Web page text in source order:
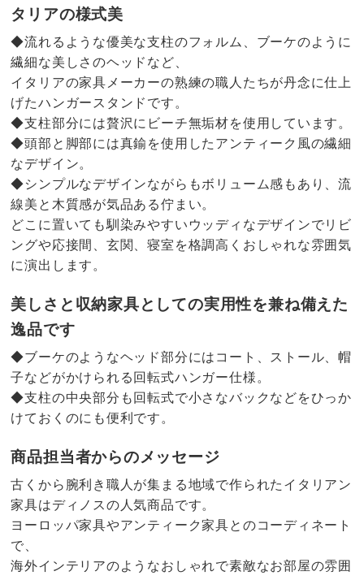
タリアの様式美
◆流れるような優美な支柱のフォルム、ブーケのように
繊細な美しさのヘッドなど、
イタリアの家具メーカーの熟練の職人たちが丹念に仕上
げたハンガースタンドです。
◆支柱部分には贅沢にビーチ無垢材を使用しています。
◆頭部と脚部には真鍮を使用したアンティーク風の繊細
なデザイン。
◆シンプルなデザインながらもボリューム感もあり、流
線美と木質感が気品ある佇まい。
どこに置いても馴染みやすいウッディなデザインでリビ
ングや応接間、玄関、寝室を格調高くおしゃれな雰囲気
に演出します。
美しさと収納家具としての実用性を兼ね備えた
逸品です
◆ブーケのようなヘッド部分にはコート、ストール、帽
子などがかけられる回転式ハンガー仕様。
◆支柱の中央部分も回転式で小さなバックなどをひっか
けておくのにも便利です。
商品担当者からのメッセージ
古くから腕利き職人が集まる地域で作られたイタリアン
家具はディノスの人気商品です。
ヨーロッパ家具やアンティーク家具とのコーディネート
で、
海外インテリアのようなおしゃれで素敵なお部屋の雰囲